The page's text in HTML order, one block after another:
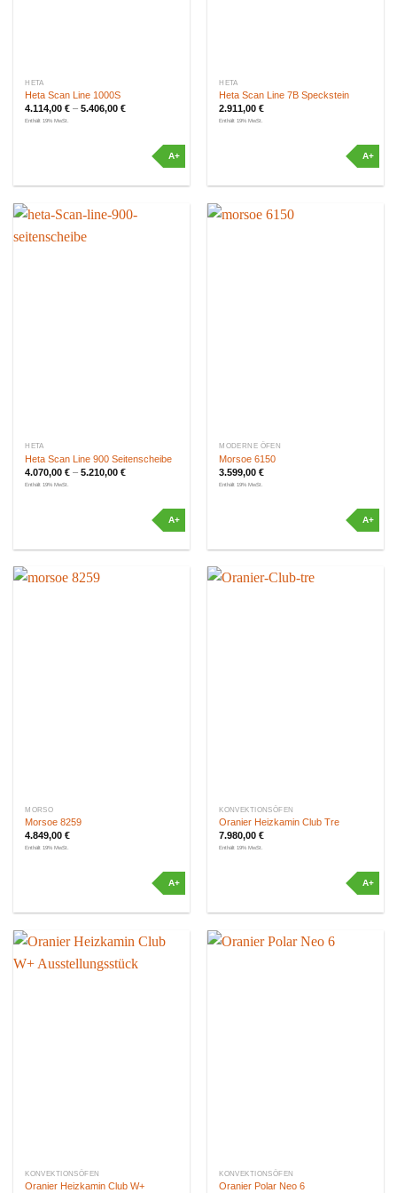
HETA
Heta Scan Line 1000S
4.114,00€ –5.406,00€
Enthält 19% MwSt.
A+
HETA
Heta Scan Line 7B Speckstein
2.911,00€
Enthält 19% MwSt.
A+
HETA
Heta Scan Line 900 Seitenscheibe
4.070,00€ –5.210,00€
Enthält 19% MwSt.
A+
MODERNE ÖFEN
Morsoe 6150
3.599,00€
Enthält 19% MwSt.
A+
MORSO
Morsoe 8259
4.849,00€
Enthält 19% MwSt.
A+
KONVEKTIONSÖFEN
Oranier Heizkamin Club Tre
7.980,00€
Enthält 19% MwSt.
A+
KONVEKTIONSÖFEN
Oranier Heizkamin Club W+
KONVEKTIONSÖFEN
Oranier Polar Neo 6